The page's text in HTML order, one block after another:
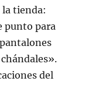
tienda:
punto para
del